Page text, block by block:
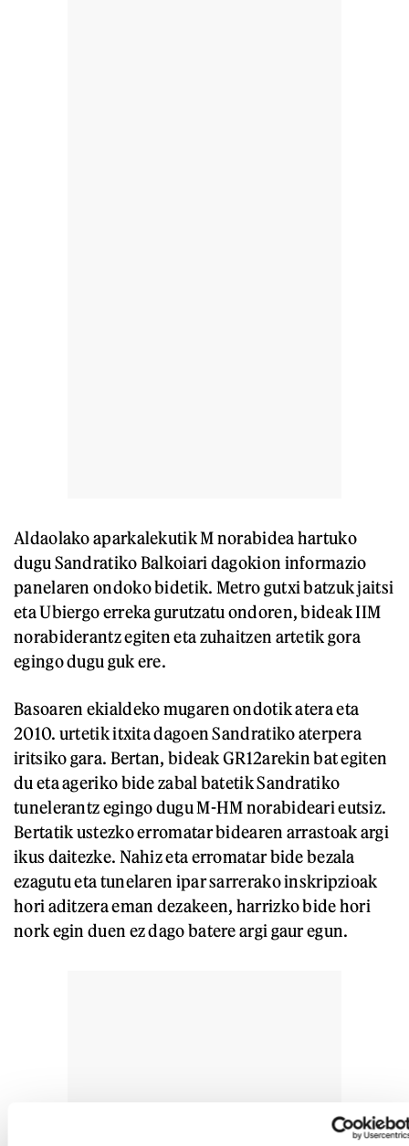
Aldaolako aparkalekutik M norabidea hartuko
dugu Sandratiko Balkoiari dagokion informazio
panelaren ondoko bidetik. Metro gutxi batzuk jaitsi
eta Ubiergo erreka gurutzatu ondoren, bideak IIM
norabiderantz egiten eta zuhaitzen artetik gora
egingo dugu guk ere.
Basoaren ekialdeko mugaren ondotik atera eta
2010. urtetik itxita dagoen Sandratiko aterpera
iritsiko gara. Bertan, bideak GR12arekin bat egiten
du eta ageriko bide zabal batetik Sandratiko
tunelerantz egingo dugu M-HM norabideari eutsiz.
Bertatik ustezko erromatar bidearen arrastoak argi
ikus daitezke. Nahiz eta erromatar bide bezala
ezagutu eta tunelaren ipar sarrerako inskripzioak
hori aditzera eman dezakeen, harrizko bide hori
nork egin duen ez dago batere argi gaur egun.